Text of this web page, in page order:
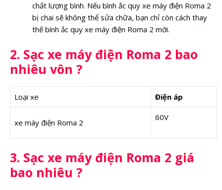
chất lượng bình. Nếu bình ắc quy xe máy điện Roma 2
bị chai sẽ không thể sửa chữa, bạn chỉ còn cách thay
thế bình ắc quy xe máy điện Roma 2 mới.
2. Sạc xe máy điện Roma 2 bao
nhiêu vôn ?
Loại xe Điện áp
xe máy điện Roma 2
60V
3. Sạc xe máy điện Roma 2 giá
bao nhiêu ?